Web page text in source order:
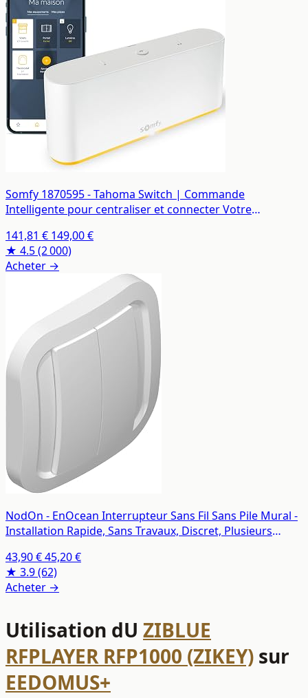
Somfy 1870595 - Tahoma Switch | Commande
Intelligente pour centraliser et connecter Votre
la Voix avec l'Assistant Google, Amazon Alexa HomeKit
141,81 € 149,00 €
★ 4.5(2 000)
Acheter →
NodOn - EnOcean Interrupteur Sans Fil Sans Pile Mural -
Installation Rapide, Sans Travaux, Discret, Plusieurs
Compatible avec Jeedom, eedomus, MyUbiwizz
43,90 €45,20 €
★ 3.9(62)
Acheter →
Utilisation dU ZIBLUE
RFPLAYER RFP1000 (ZIKEY) sur
EEDOMUS+